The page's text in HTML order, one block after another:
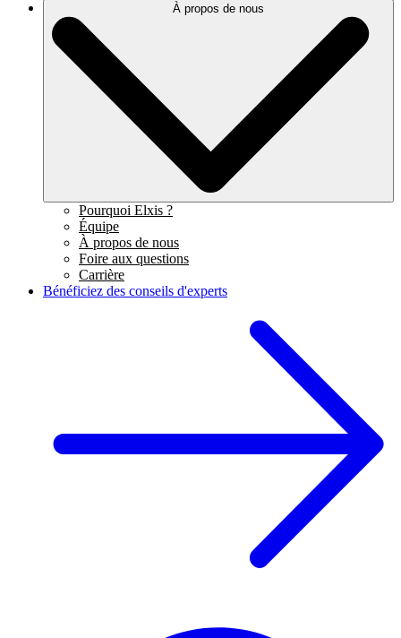
À propos de nous
Pourquoi Elxis ?
Équipe
À propos de nous
Foire aux questions
Carrière
Bénéficiez des conseils d'experts